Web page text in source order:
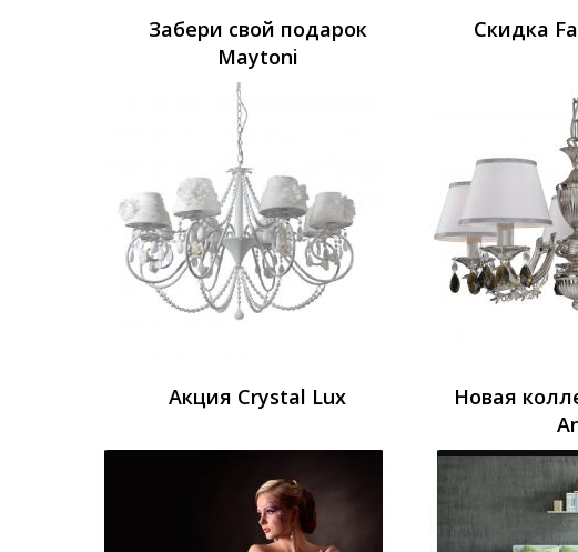
Забери свой подарок
Maytoni
Скидка
Акция Crystal Lux
Новая